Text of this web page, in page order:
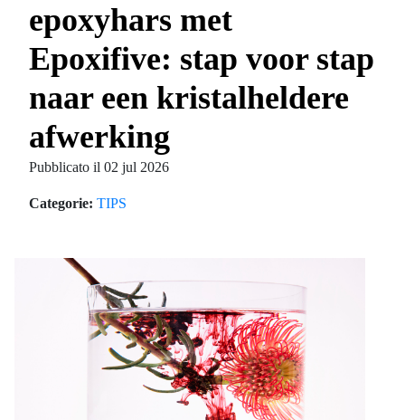
epoxyhars met
Epoxifive: stap voor stap
naar een kristalheldere
afwerking
Pubblicato il 02 jul 2026
Categorie: TIPS